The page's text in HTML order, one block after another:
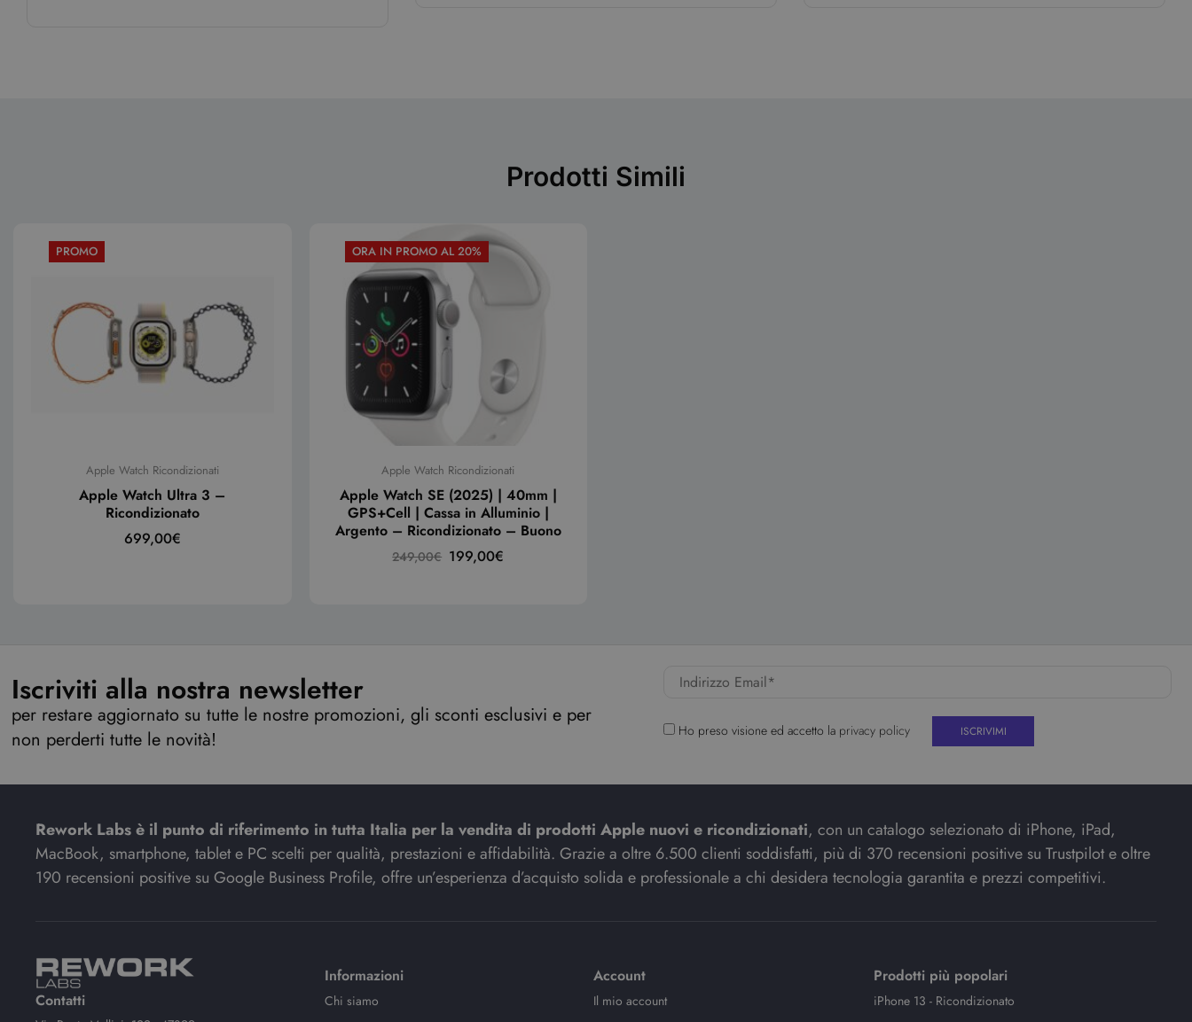
Prodotti Simili
PROMO
Apple Watch Ricondizionati
Apple Watch Ultra 3 –
Ricondizionato
699,00€
ORA IN PROMO AL 20%
Apple Watch Ricondizionati
Apple Watch SE (2025) | 40mm |
GPS+Cell | Cassa in Alluminio |
Argento – Ricondizionato – Buono
249,00€ 199,00€
Iscriviti alla nostra newsletter
per restare aggiornato su tutte le nostre promozioni, gli sconti esclusivi e per
non perderti tutte le novità!
Ho preso visione ed accetto la privacy policy
Rework Labs è il punto di riferimento in tutta Italia per la vendita di prodotti Apple nuovi e ricondizionati, con un catalogo selezionato di iPhone, iPad,
MacBook, smartphone, tablet e PC scelti per qualità, prestazioni e affidabilità. Grazie a oltre 6.500 clienti soddisfatti, più di 370 recensioni positive su Trustpilot e oltre
190 recensioni positive su Google Business Profile, offre un’esperienza d’acquisto solida e professionale a chi desidera tecnologia garantita e prezzi competitivi.
Contatti
Informazioni
Chi siamo
Account
Il mio account
Prodotti più popolari
iPhone 13 - Ricondizionato